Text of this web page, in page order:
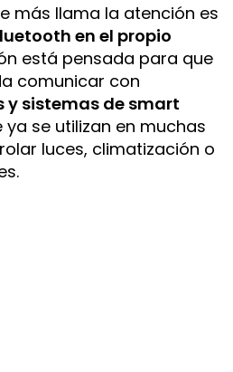
más llama la atención es
en el propio
está pensada para que
comunicar con
y sistemas de smart
se utilizan en muchas
luces, climatización o